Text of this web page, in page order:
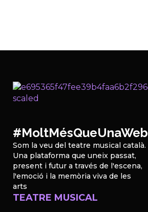
#MoltMésQueUnaWeb
Som la veu del teatre musical català.
Una plataforma que uneix passat,
present i futur a través de l'escena,
l'emoció i la memòria viva de les
arts
TEATRE MUSICAL